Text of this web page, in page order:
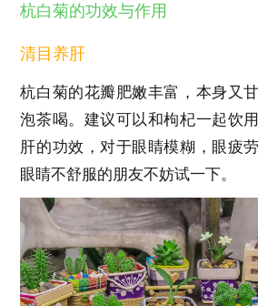
杭白菊的功效与作用
清目养肝
杭白菊的花瓣肥嫩丰富，本身又
泡茶喝。建议可以和枸杞一起饮
肝的功效，对于眼睛模糊，眼疲
眼睛不舒服的朋友不妨试一下。